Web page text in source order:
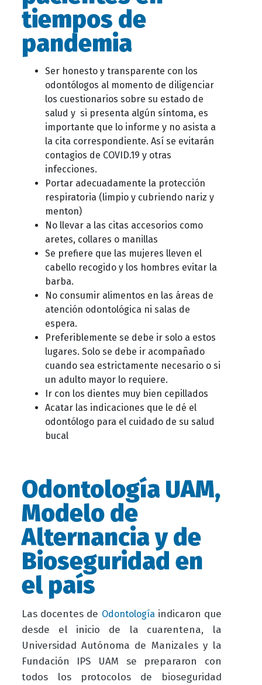
tiempos de
pandemia
Ser honesto y transparente con los
odontólogos al momento de diligenciar
los cuestionarios sobre su estado de
salud y si presenta algún síntoma, es
importante que lo informe y no asista a
la cita correspondiente. Así se evitarán
contagios de COVID.19 y otras
infecciones.
Portar adecuadamente la protección
respiratoria (limpio y cubriendo nariz y
menton)
No llevar a las citas accesorios como
aretes, collares o manillas
Se prefiere que las mujeres lleven el
cabello recogido y los hombres evitar la
barba.
No consumir alimentos en las áreas de
atención odontológica ni salas de
espera.
Preferiblemente se debe ir solo a estos
lugares. Solo se debe ir acompañado
cuando sea estrictamente necesario o si
un adulto mayor lo requiere.
Ir con los dientes muy bien cepillados
Acatar las indicaciones que le dé el
odontólogo para el cuidado de su salud
bucal
Odontología UAM,
Modelo de
Alternancia y de
Bioseguridad en
el país
Las docentes de Odontologíaindicaron que
desde el inicio de la cuarentena, la
Universidad Autónoma de Manizales y la
Fundación IPS UAM se prepararon con
todos los protocolos de bioseguridad